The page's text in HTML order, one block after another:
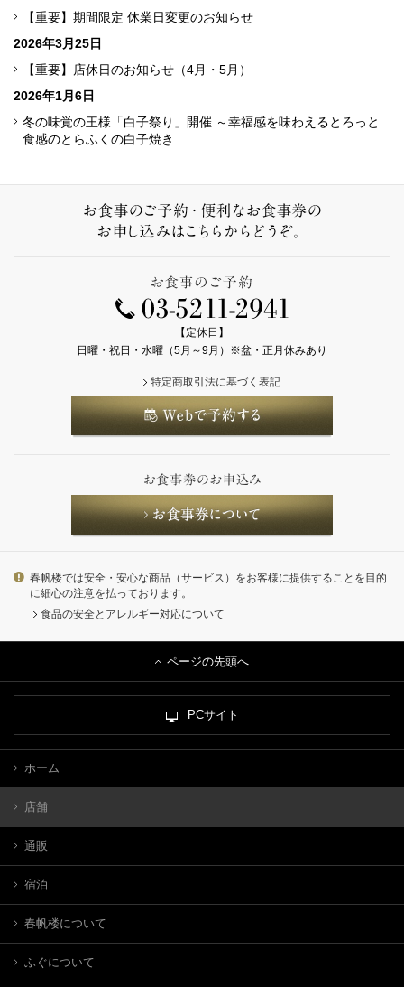
【重要】期間限定 休業日変更のお知らせ
2026年3月25日
【重要】店休日のお知らせ（4月・5月）
2026年1月6日
冬の味覚の王様「白子祭り」開催 ～幸福感を味わえるとろっと
食感のとらふくの白子焼き
【定休日】
日曜・祝日・水曜（5月～9月）※盆・正月休みあり
特定商取引法に基づく表記
春帆楼では安全・安心な商品（サービス）をお客様に提供することを目的
に細心の注意を払っております。
食品の安全とアレルギー対応について
ページの先頭へ
PCサイト
ホーム
店舗
通販
宿泊
春帆楼について
ふぐについて